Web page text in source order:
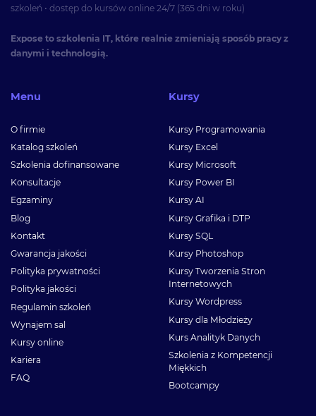
szkoleń • dostęp do kursów online 24/7 (365 dni w roku)
Expose to szkolenia IT, które realnie zmieniają sposób pracy z
danymi i technologią.
Menu
O firmie
Katalog szkoleń
Szkolenia dofinansowane
Konsultacje
Egzaminy
Blog
Kontakt
Gwarancja jakości
Polityka prywatności
Polityka jakości
Regulamin szkoleń
Wynajem sal
Kursy online
Kariera
FAQ
Kursy
Kursy Programowania
Kursy Excel
Kursy Microsoft
Kursy Power BI
Kursy AI
Kursy Grafika i DTP
Kursy SQL
Kursy Photoshop
Kursy Tworzenia Stron
Internetowych
Kursy Wordpress
Kursy dla Młodzieży
Kurs Analityk Danych
Szkolenia z Kompetencji
Miękkich
Bootcampy